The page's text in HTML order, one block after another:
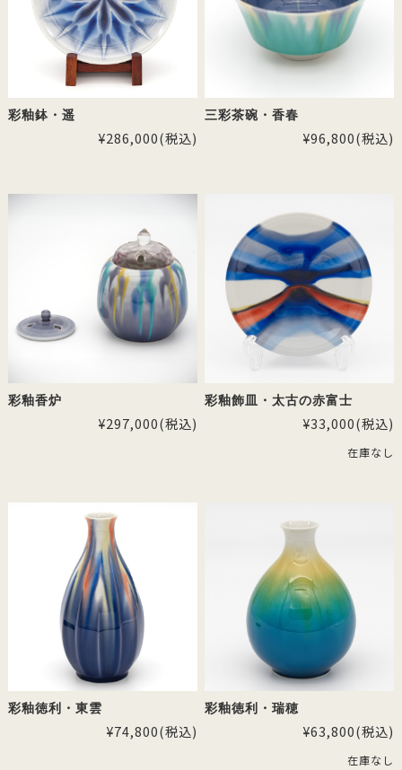
彩釉鉢・遥
¥286,000(税込)
三彩茶碗・香春
¥96,800(税込)
彩釉香炉
¥297,000(税込)
彩釉飾皿・太古の赤富士
¥33,000(税込)
在庫なし
彩釉徳利・東雲
¥74,800(税込)
彩釉徳利・瑞穂
¥63,800(税込)
在庫なし